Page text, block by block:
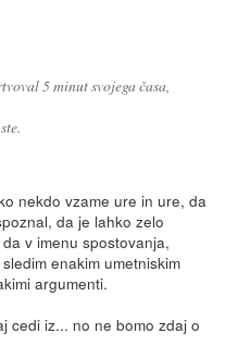
5 minut svojega časa,
nekdo vzame ure in ure, da
da je lahko zelo
v imenu spostovanja,
enakim umetniskim
argumenti.
cedi iz... no ne bomo zdaj o